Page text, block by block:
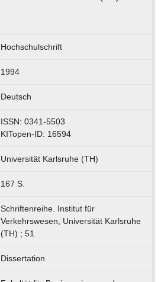
Hochschulschrift
1994
Deutsch
ISSN: 0341-5503
KITopen-ID: 16594
Universität Karlsruhe (TH)
167 S.
Schriftenreihe. Institut für
Verkehrswesen, Universität Karlsruhe
(TH) ; 51
Dissertation